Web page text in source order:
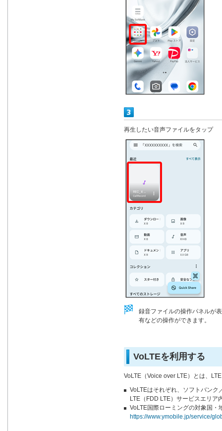
再生したい音声ファイルをタップ
録音ファイルの操作パネルが
有などの操作ができます。
VoLTEを利用する
VoLTE（Voice over LTE）とは、
VoLTEはそれぞれ、ソフトバン
LTE（FDD LTE）サービスエリア
VoLTE国際ローミングの対象国
https://www.ymobile.jp/service/